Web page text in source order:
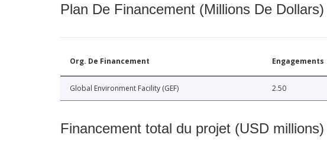
Plan De Financement (Millions De Dollars)
Org. De Financement Engagements
Global Environment Facility (GEF) 2.50
Financement total du projet (USD millions)